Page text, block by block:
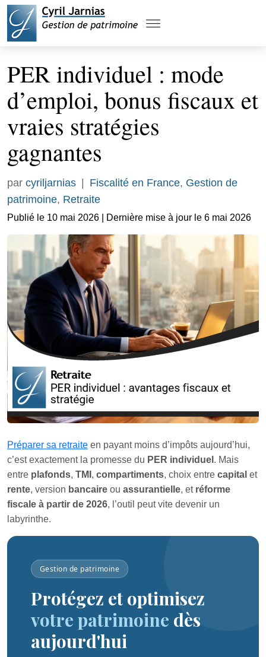
PER individuel : mode
d’emploi, bonus fiscaux et
vraies stratégies
gagnantes
par cyriljarnias Fiscalité en France, Gestion de
patrimoine, Retraite
Publié le 10 mai 2026 | Dernière mise à jour le 6 mai 2026
Préparer sa retraite en payant moins d’impôts aujourd’hui,
c’est exactement la promesse du PER individuel . Mais
entre plafonds, TMI , compartiments, choix entre capital et
rente, version bancaire ou assurantielle, et réforme
fiscale à partir de 2026, l’outil peut vite devenir un
labyrinthe.
Gestion de patrimoine
Protégez et optimisez
votre patrimoine dès
aujourd'hui